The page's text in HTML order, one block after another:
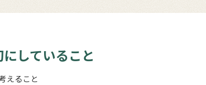
していること
えること